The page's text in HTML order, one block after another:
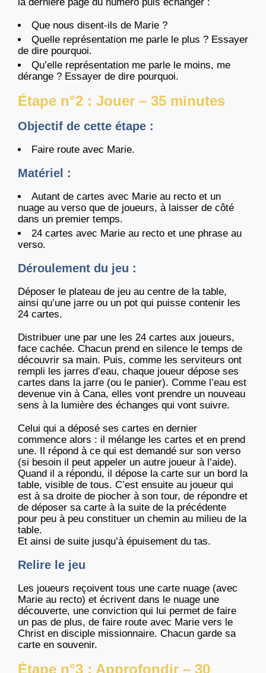
la dernière page du numéro puis échanger :
Que nous disent-ils de Marie ?
Quelle représentation me parle le plus ? Essayer
de dire pourquoi.
Qu’elle représentation me parle le moins, me
dérange ? Essayer de dire pourquoi.
Étape n°2 : Jouer – 35 minutes
Objectif de cette étape :
Faire route avec Marie.
Matériel :
Autant de cartes avec Marie au recto et un
nuage au verso que de joueurs, à laisser de côté
dans un premier temps.
24 cartes avec Marie au recto et une phrase au
verso.
Déroulement du jeu :
Déposer le plateau de jeu au centre de la table,
ainsi qu’une jarre ou un pot qui puisse contenir les
24 cartes.
Distribuer une par une les 24 cartes aux joueurs,
face cachée. Chacun prend en silence le temps de
découvrir sa main. Puis, comme les serviteurs ont
rempli les jarres d’eau, chaque joueur dépose ses
cartes dans la jarre (ou le panier). Comme l’eau est
devenue vin à Cana, elles vont prendre un nouveau
sens à la lumière des échanges qui vont suivre.
Celui qui a déposé ses cartes en dernier
commence alors : il mélange les cartes et en prend
une. Il répond à ce qui est demandé sur son verso
(si besoin il peut appeler un autre joueur à l’aide).
Quand il a répondu, il dépose la carte sur un bord la
table, visible de tous. C’est ensuite au joueur qui
est à sa droite de piocher à son tour, de répondre et
de déposer sa carte à la suite de la précédente
pour peu à peu constituer un chemin au milieu de la
table.
Et ainsi de suite jusqu’à épuisement du tas.
Relire le jeu
Les joueurs reçoivent tous une carte nuage (avec
Marie au recto) et écrivent dans le nuage une
découverte, une conviction qui lui permet de faire
un pas de plus, de faire route avec Marie vers le
Christ en disciple missionnaire. Chacun garde sa
carte en souvenir.
Étape n°3 : Approfondir – 30